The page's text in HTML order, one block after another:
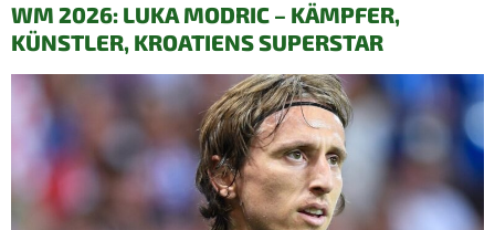
WM 2026: LUKA MODRIC – KÄMPFER,
KÜNSTLER, KROATIENS SUPERSTAR